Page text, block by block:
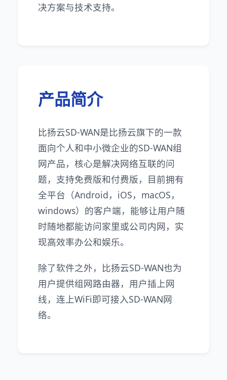
决方案与技术支持。
产品简介
比扬云SD-WAN是比扬云旗下的一款
面向个人和中小微企业的SD-WAN组
网产品，核心是解决网络互联的问
题，支持免费版和付费版，目前拥有
全平台（Android，iOS，macOS，
windows）的客户端，能够让用户随
时随地都能访问家里或公司内网，实
现高效率办公和娱乐。
除了软件之外，比扬云SD-WAN也为
用户提供组网路由器，用户插上网
线，连上WiFi即可接入SD-WAN网
络。